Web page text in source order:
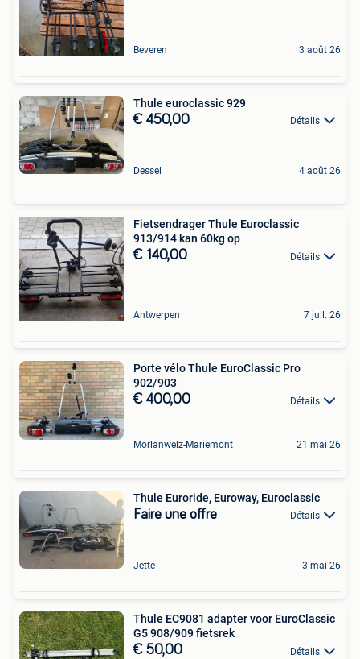
Beveren 3 août 26
Thule euroclassic 929
€ 450,00 Détails
Dessel 4 août 26
Fietsendrager Thule Euroclassic
913/914 kan 60kg op
€ 140,00 Détails
Antwerpen 7 juil. 26
Porte vélo Thule EuroClassic Pro
902/903
€ 400,00 Détails
Morlanwelz-Mariemont 21 mai 26
Thule Euroride, Euroway, Euroclassic
Faire une offre Détails
Jette 3 mai 26
Thule EC9081 adapter voor EuroClassic
G5 908/909 fietsrek
€ 50,00 Détails